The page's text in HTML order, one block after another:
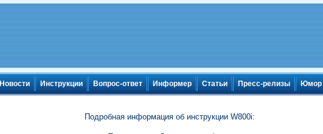
Новости Инструкции Вопрос-ответ Информер Статьи Пресс-релизы Юмор
Подробная информация об инструкции W800i: